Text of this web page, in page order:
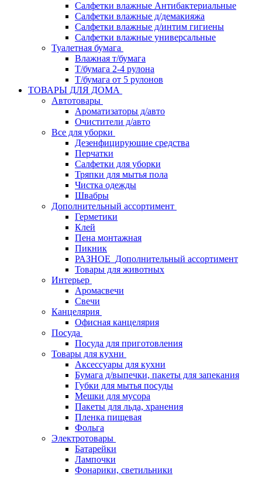
Салфетки влажные Антибактериальные
Салфетки влажные д/демакияжа
Салфетки влажные д/интим гигиены
Салфетки влажные универсальные
Туалетная бумага
Влажная т/бумага
Т/бумага 2-4 рулона
Т/бумага от 5 рулонов
ТОВАРЫ ДЛЯ ДОМА
Автотовары
Ароматизаторы д/авто
Очистители д/авто
Все для уборки
Дезенфицирующие средства
Перчатки
Салфетки для уборки
Тряпки для мытья пола
Чистка одежды
Швабры
Дополнительный ассортимент
Герметики
Клей
Пена монтажная
Пикник
РАЗНОЕ_Дополнительный ассортимент
Товары для животных
Интерьер
Аромасвечи
Свечи
Канцелярия
Офисная канцелярия
Посуда
Посуда для приготовления
Товары для кухни
Аксессуары для кухни
Бумага д/выпечки, пакеты для запекания
Губки для мытья посуды
Мешки для мусора
Пакеты для льда, хранения
Пленка пищевая
Фольга
Электротовары
Батарейки
Лампочки
Фонарики, светильники